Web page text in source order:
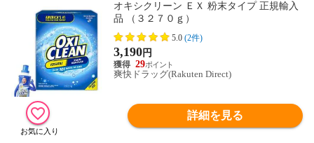
オキシクリーン ＥＸ 粉末タイプ 正規輸入
品 （３２７０ｇ）
5.0 (2件)
3,190円
29
爽快ドラッグ(Rakuten Direct)
詳細を見る